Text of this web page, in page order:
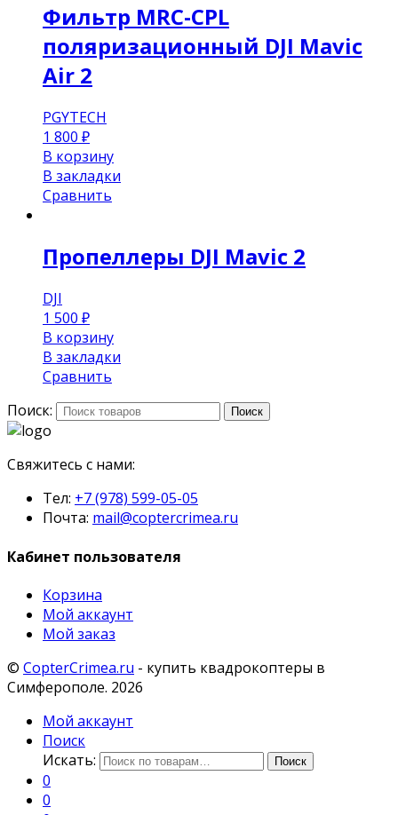
Фильтр MRC-CPL
поляризационный DJI Mavic
Air 2
PGYTECH
1 800 ₽
В корзину
В закладки
Сравнить
Пропеллеры DJI Mavic 2
DJI
1 500 ₽
В корзину
В закладки
Сравнить
Поиск:
Поиск
Свяжитесь с нами:
Тел: +7 (978) 599-05-05
Почта: mail@coptercrimea.ru
Кабинет пользователя
Корзина
Мой аккаунт
Мой заказ
© CopterCrimea.ru - купить квадрокоптеры в
Симферополе. 2026
Мой аккаунт
Поиск
Искать:
Поиск
0
0